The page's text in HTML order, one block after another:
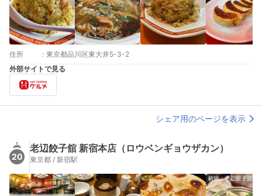
住所 : 東京都品川区東大井5-3-2
外部サイトで見る
シェア用のページを表示
20
老辺餃子舘 新宿本店（ロウベンギョウザカン）
東京都 / 新宿駅